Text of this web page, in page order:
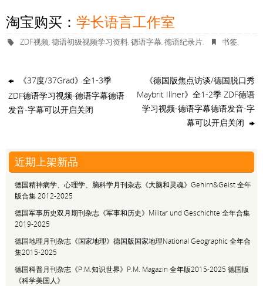
淘宝购买： 学长语言工作室
ZDF视频 ,德语初级视频学习资料 ,德语字幕 ,德语纪录片 书签
《37度/37Grad》全1-3季
ZDF德语学习视频-德语字幕德语
发音-字幕可以开启关闭
《德国版焦点访谈/德国脱口秀
Maybrit Illner》全1-2季 ZDF德语
学习视频-德语字幕德语发音-字
幕可以开启关闭
近期上架新品
德国精神病学、心理学、脑科学月刊杂志《大脑和灵魂》Gehirn&Geist 全年
版合集 2012-2025
德国军事历史双月期刊杂志《军事和历史》Militär und Geschichte 全年合集
2019-2025
德国地理月刊杂志《国家地理》德国版国家地理National Geographic 全年合
集2015-2025
德国科普月刊杂志《P.M.知识世界》P.M. Magazin 全年版2015-2025 德国版
《科学美国人》